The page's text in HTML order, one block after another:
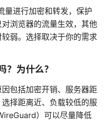
量进行加密和转发，保护
浏览器的流量生效，其他
弱。选择取决于你的需求
？为什么？
包括加密开销、服务器距
择距离近、负载较低的服
）可以尽量降低